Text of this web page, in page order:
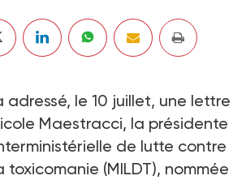
adressé, le 10 juillet, une lettre
Maestracci, la présidente
de lutte contre
(MILDT), nommée